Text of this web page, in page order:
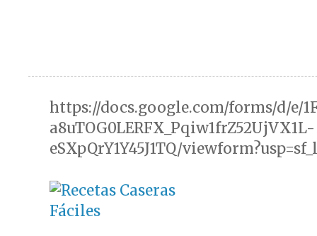
https://docs.google.com/forms/d/e/
a8uTOG0LERFX_Pqiw1frZ52UjVX1L-
eSXpQrY1Y45J1TQ/